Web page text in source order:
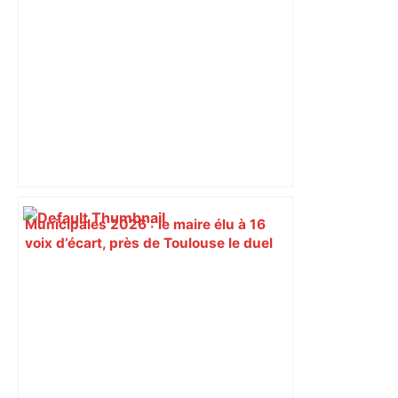
Municipales 2026 : le maire élu à 16
voix d’écart, près de Toulouse le duel